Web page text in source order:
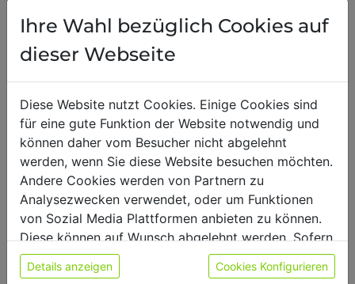
Für diese Sorte gibt es noch wenige Bewertungen –
es werden Bewertungen zu allen Sorten angezeigt.
29.07.2026,Patricia
Schmeckt mit Milch wie ein typischer
Milkshake. :) Man kann ihn auch warm
genießen (habe ich aber noch nicht
probiert). Das ist mein Favorit!
Ihre Wahl bezüglich Cookies auf
dieser Webseite
Diese Website nutzt Cookies. Einige Cookies sind
für eine gute Funktion der Website notwendig und
können daher vom Besucher nicht abgelehnt
werden, wenn Sie diese Website besuchen möchten.
Andere Cookies werden von Partnern zu
Analysezwecken verwendet, oder um Funktionen
von Sozial Media Plattformen anbieten zu können.
Diese können auf Wunsch abgelehnt werden. Sofern
sie unsere Webseite weiter nutzen, geben Sie
Einwilligung zu unseren Cookies.
Details anzeigen Cookies Konfigurieren